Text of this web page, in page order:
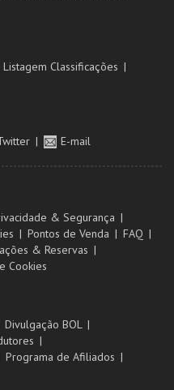
Listagem Classificações
E-mail
& Segurança
Pontos de Venda
FAQ
& Reservas
Cookies
Divulgação BOL
Programa de Afiliados